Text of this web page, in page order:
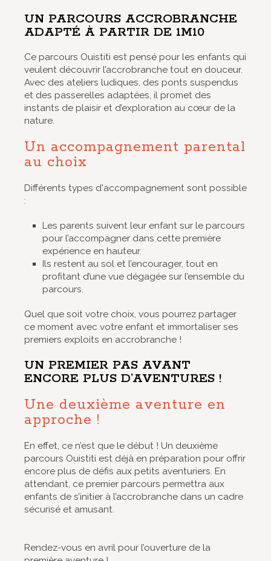
UN PARCOURS ACCROBRANCHE
ADAPTÉ À PARTIR DE 1M10
Ce parcours Ouistiti est pensé pour les enfants qui
veulent découvrir l’accrobranche tout en douceur.
Avec des ateliers ludiques, des ponts suspendus
et des passerelles adaptées, il promet des
instants de plaisir et d’exploration au cœur de la
nature.
Un accompagnement parental
au choix
Différents types d'accompagnement sont possible
:
Les parents suivent leur enfant sur le parcours
pour l’accompagner dans cette première
expérience en hauteur.
Ils restent au sol et l’encourager, tout en
profitant d’une vue dégagée sur l’ensemble du
parcours.
Quel que soit votre choix, vous pourrez partager
ce moment avec votre enfant et immortaliser ses
premiers exploits en accrobranche !
UN PREMIER PAS AVANT
ENCORE PLUS D’AVENTURES !
Une deuxième aventure en
approche !
En effet, ce n’est que le début ! Un deuxième
parcours Ouistiti est déjà en préparation pour offrir
encore plus de défis aux petits aventuriers. En
attendant, ce premier parcours permettra aux
enfants de s’initier à l’accrobranche dans un cadre
sécurisé et amusant.
Rendez-vous en avril pour l’ouverture de la